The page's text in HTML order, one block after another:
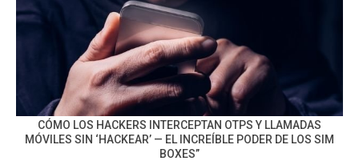
CÓMO LOS HACKERS INTERCEPTAN OTPS Y LLAMADAS
MÓVILES SIN ‘HACKEAR’ — EL INCREÍBLE PODER DE LOS SIM
BOXES”